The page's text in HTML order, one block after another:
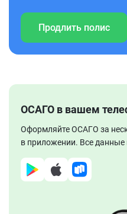
Продлить полис
ОСАГО в вашем
Оформляйте ОСАГО за
в приложении. Все данные